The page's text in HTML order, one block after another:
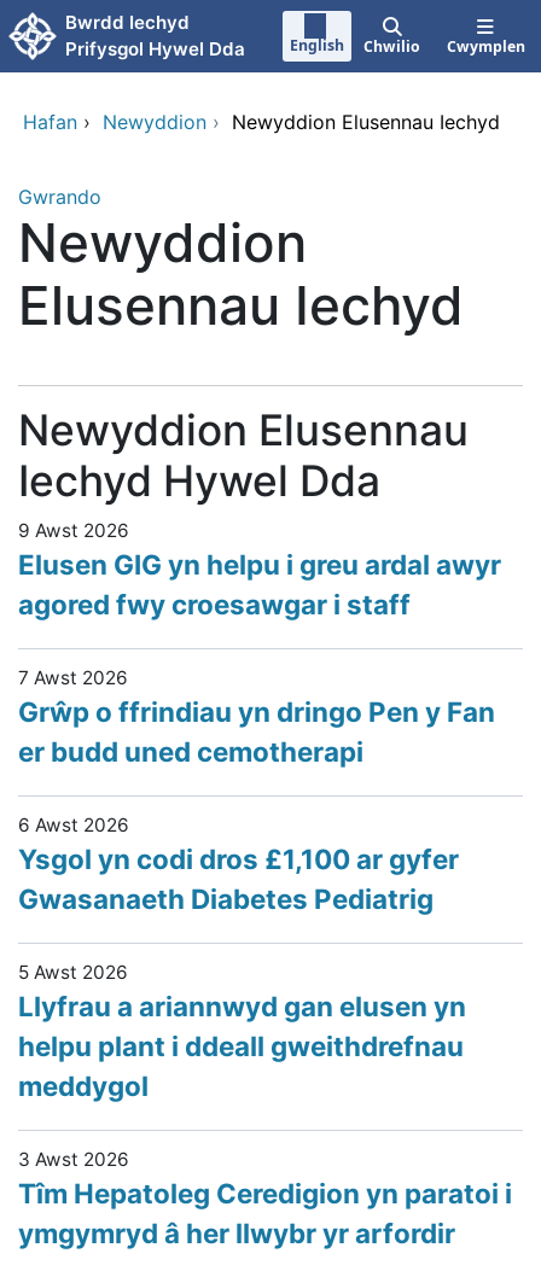
Neidio i'r prif gynnwy
Bwrdd Iechyd
Prifysgol Hywel Dda
English Chwilio Cwymplen
Hafan › Newyddion › Newyddion Elusennau Iechyd
Gwrando
Newyddion
Elusennau Iechyd
Newyddion Elusennau
Iechyd Hywel Dda
9 Awst 2026
Elusen GIG yn helpu i greu ardal awyr
agored fwy croesawgar i staff
7 Awst 2026
Grŵp o ffrindiau yn dringo Pen y Fan
er budd uned cemotherapi
6 Awst 2026
Ysgol yn codi dros £1,100 ar gyfer
Gwasanaeth Diabetes Pediatrig
5 Awst 2026
Llyfrau a ariannwyd gan elusen yn
helpu plant i ddeall gweithdrefnau
meddygol
3 Awst 2026
Tîm Hepatoleg Ceredigion yn paratoi i
ymgymryd â her llwybr yr arfordir